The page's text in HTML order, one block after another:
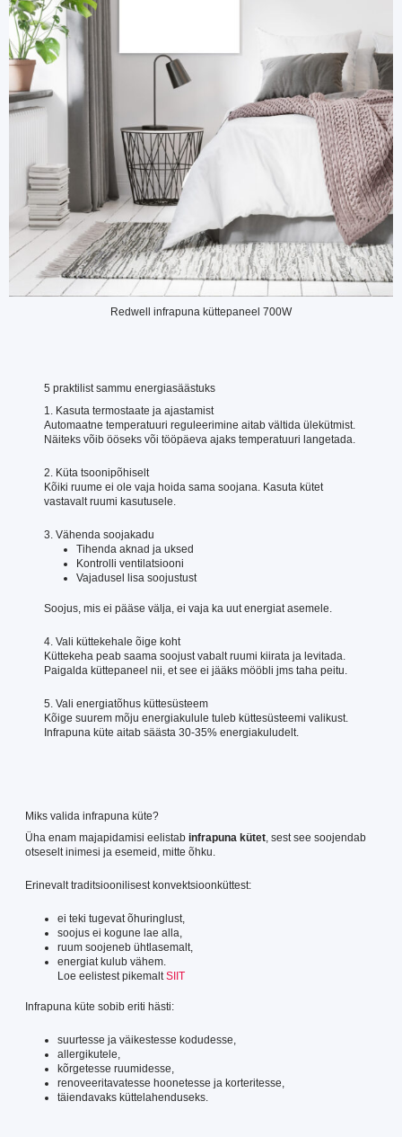
Redwell infrapuna küttepaneel 700W
5 praktilist sammu energiasäästuks
1. Kasuta termostaate ja ajastamist
Automaatne temperatuuri reguleerimine aitab vältida ülekütmist.
Näiteks võib ööseks või tööpäeva ajaks temperatuuri langetada.
2. Küta tsoonipõhiselt
Kõiki ruume ei ole vaja hoida sama soojana. Kasuta kütet
vastavalt ruumi kasutusele.
3. Vähenda soojakadu
Tihenda aknad ja uksed
Kontrolli ventilatsiooni
Vajadusel lisa soojustust
Soojus, mis ei pääse välja, ei vaja ka uut energiat asemele.
4. Vali küttekehale õige koht
Küttekeha peab saama soojust vabalt ruumi kiirata ja levitada.
Paigalda küttepaneel nii, et see ei jääks mööbli jms taha peitu.
5. Vali energiatõhus küttesüsteem
Kõige suurem mõju energiakulule tuleb küttesüsteemi valikust.
Infrapuna küte aitab säästa 30-35% energiakuludelt.
Miks valida infrapuna küte?
Üha enam majapidamisi eelistab infrapuna kütet, sest see soojendab
otseselt inimesi ja esemeid, mitte õhku.
Erinevalt traditsioonilisest konvektsioonküttest:
ei teki tugevat õhuringlust,
soojus ei kogune lae alla,
ruum soojeneb ühtlasemalt,
energiat kulub vähem.
Loe eelistest pikemaltSIIT
Infrapuna küte sobib eriti hästi:
suurtesse ja väikestesse kodudesse,
allergikutele,
kõrgetesse ruumidesse,
renoveeritavatesse hoonetesse ja korteritesse,
täiendavaks küttelahenduseks.